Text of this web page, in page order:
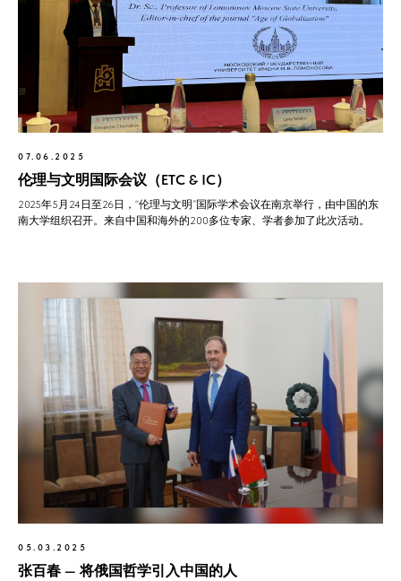
07.06.2025
伦理与文明国际会议（ETC & IC）
2025年5月24日至26日，“伦理与文明”国际学术会议在南京举行，由中国的东
南大学组织召开。来自中国和海外的200多位专家、学者参加了此次活动。
05.03.2025
张百春 — 将俄国哲学引入中国的人